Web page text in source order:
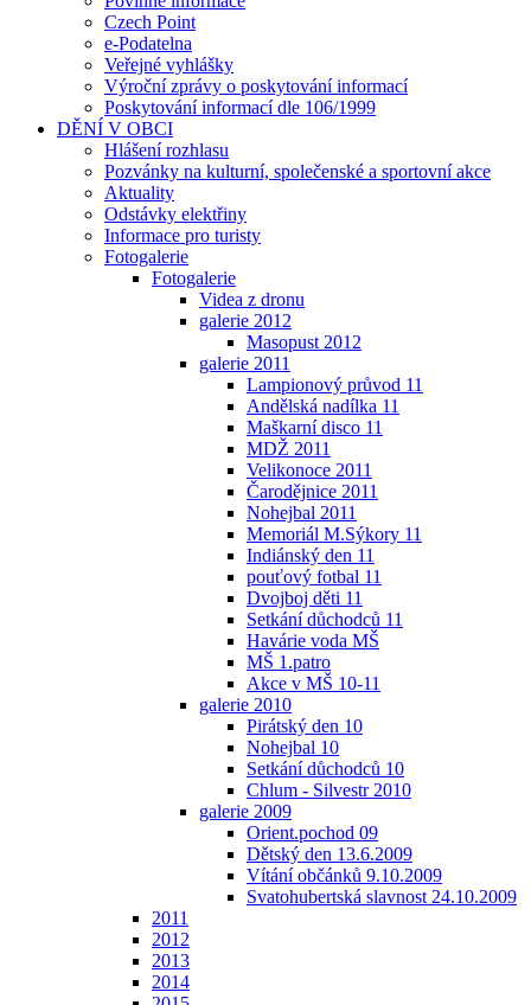
Czech Point
e-Podatelna
Veřejné vyhlášky
Výroční zprávy o poskytování informací
Poskytování informací dle 106/1999
DĚNÍ V OBCI
Hlášení rozhlasu
Pozvánky na kulturní, společenské a sportovní akce
Aktuality
Odstávky elektřiny
Informace pro turisty
Fotogalerie
Fotogalerie
Videa z dronu
galerie 2012
Masopust 2012
galerie 2011
Lampionový průvod 11
Andělská nadílka 11
Maškarní disco 11
MDŽ 2011
Velikonoce 2011
Čarodějnice 2011
Nohejbal 2011
Memoriál M.Sýkory 11
Indiánský den 11
pouťový fotbal 11
Dvojboj děti 11
Setkání důchodců 11
Havárie voda MŠ
MŠ 1.patro
Akce v MŠ 10-11
galerie 2010
Pirátský den 10
Nohejbal 10
Setkání důchodců 10
Chlum - Silvestr 2010
galerie 2009
Orient.pochod 09
Dětský den 13.6.2009
Vítání občánků 9.10.2009
Svatohubertská slavnost 24.10.2009
2011
2012
2013
2014